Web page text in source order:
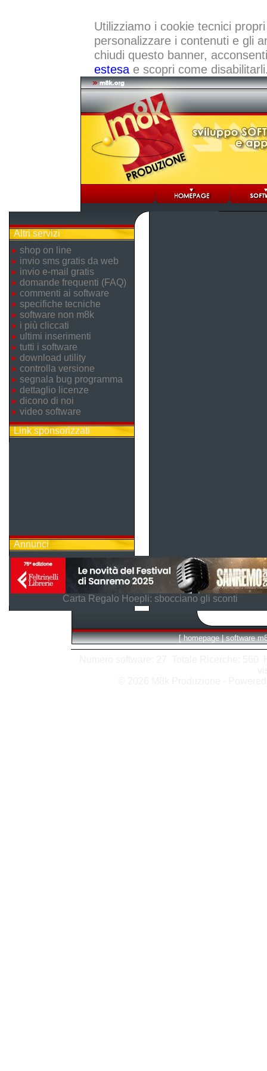
Utilizziamo i cookie tecnici
personalizzare i contenuti e gli
chiudi questo banner,
estesae scopri come
Altri servizi
shop on line
invio sms gratis da web
invio e-mail gratis
domande frequenti (FAQ)
commenti ai software
specifiche tecniche
software non m8k
i più cliccati
ultimi inserimenti
tutti i software
download utility
controlla versione
segnala bug programma
dettaglio licenze
dicono di noi
video software
Link sponsorizzati
Annunci
Carta Regalo Hoepli: sbocciano gli sconti
[ homepage | software